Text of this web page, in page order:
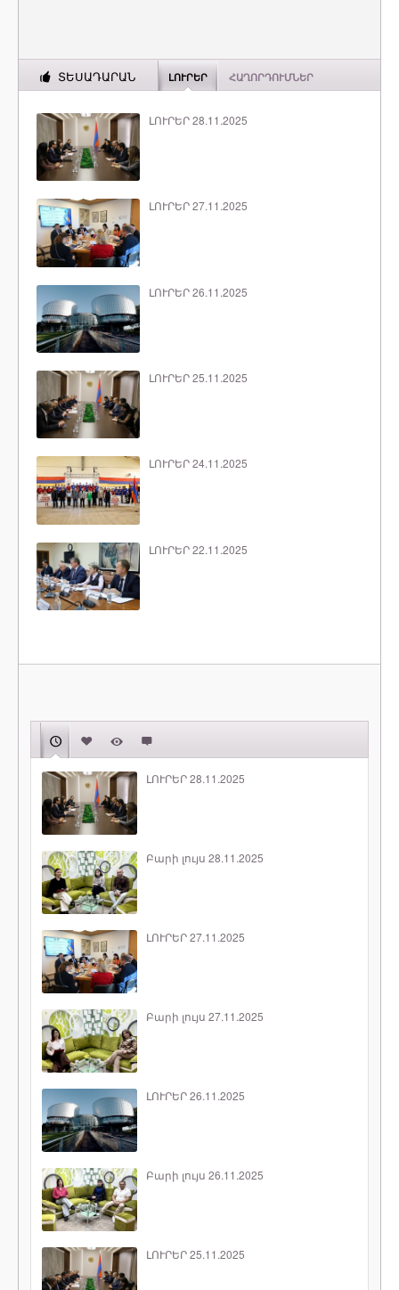
ՏԵՍԱԴԱՐԱՆ ԼՈՒՐԵՐ ՀԱՂՈՐԴՈՒՄՆԵՐ
ԼՈՒՐԵՐ 28.11.2025
ԼՈՒՐԵՐ 27.11.2025
ԼՈՒՐԵՐ 26.11.2025
ԼՈՒՐԵՐ 25.11.2025
ԼՈՒՐԵՐ 24.11.2025
ԼՈՒՐԵՐ 22.11.2025
ԼՈՒՐԵՐ 28.11.2025
Բարի լույս 28.11.2025
ԼՈՒՐԵՐ 27.11.2025
Բարի լույս 27.11.2025
ԼՈՒՐԵՐ 26.11.2025
Բարի լույս 26.11.2025
ԼՈՒՐԵՐ 25.11.2025